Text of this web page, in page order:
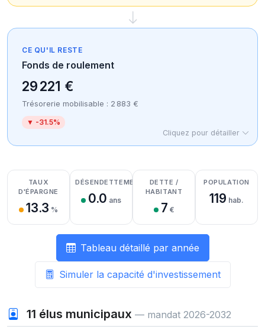
CE QU'IL RESTE
Fonds de roulement
29 221 €
Trésorerie mobilisable : 2 883 €
▼ -31.5%
Cliquez pour détailler
Détail des recettes
Détail des dépenses
Détail de la trésorerie
TAUX
D'ÉPARGNE
13.3 %
DÉSENDETTEMENT
0.0 ans
DETTE /
HABITANT
7 €
POPULATION
119 hab.
Tableau détaillé par année
Simuler la capacité d'investissement
11 élus municipaux — mandat 2026-2032